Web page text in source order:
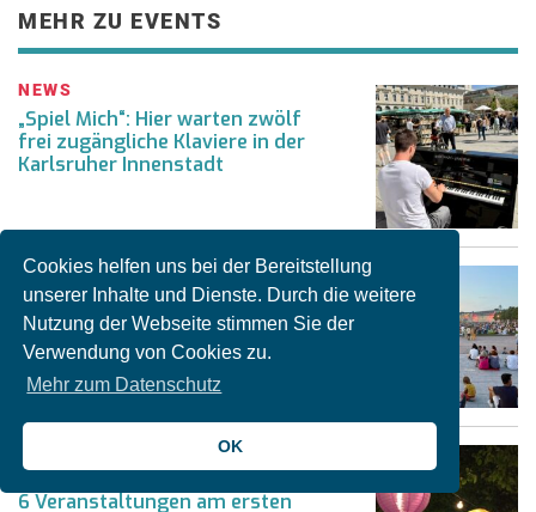
Cookies helfen uns bei der Bereitstellung
unserer Inhalte und Dienste. Durch die weitere
Nutzung der Webseite stimmen Sie der
Verwendung von Cookies zu.
Mehr zum Datenschutz
OK
MEHR ZU EVENTS
NEWS
„Spiel Mich“: Hier warten zwölf
frei zugängliche Klaviere in der
Karlsruher Innenstadt
NEWS
Surfwelle, Schlosslichtspiele &
mehr: Die Karlsruher
Veranstaltungen im August
6 Veranstaltungen am ersten